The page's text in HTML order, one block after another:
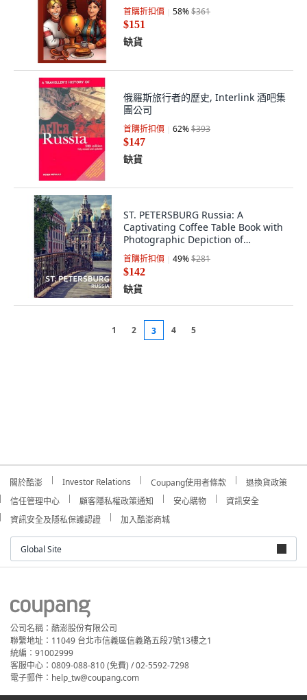
首購折扣價 58%$361
$151
缺貨
俄羅斯旅行者的歷史, Interlink 酒吧集
團公司
首購折扣價 62%$393
$147
缺貨
ST. PETERSBURG Russia: A
Captivating Coffee Table Book with
Photographic Depiction of
Locations (Pic... 平裝版,
Independently Published, 英語
首購折扣價 49%$281
$142
缺貨
1 2 3 4 5
關於酷澎 Investor Relations Coupang使用者條款
退換貨政策
信任管理中心
顧客隱私權政策通知 安心購物
資訊安全
資訊安全及隱私保護認證
加入酷澎商城
Global Site
公司名稱：酷澎股份有限公司
聯繫地址：11049 台北市信義區信義路五段7號13樓之1
統編：91002999
客服中心：0809-088-810 (免費) / 02-5592-7298
電子郵件：help_tw@coupang.com